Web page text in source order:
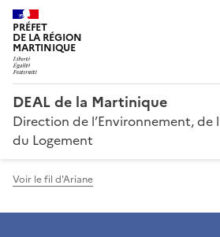
PRÉFET
DE LA RÉGION
MARTINIQUE
DEAL de la Martinique
Direction de l’Environnement, de
du Logement
Voir le fil d'Ariane